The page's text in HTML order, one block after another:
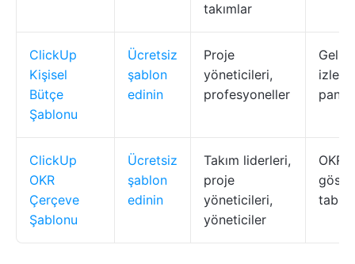
takımlar
ClickUp
Kişisel
Bütçe
Şablonu
Ücretsiz
şablon
edinin
Proje
yöneticileri,
profesyoneller
Gelir/
ClickUp
OKR
Çerçeve
Şablonu
Ücretsiz
şablon
edinin
Takım liderleri,
proje
yöneticileri,
yöneticiler
OKR